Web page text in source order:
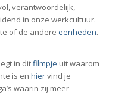
verantwoordelijk,
in onze werkcultuur.
of de andere eenheden.
in ditfilmpje uit waarom
is en hiervind je
waarin zij meer